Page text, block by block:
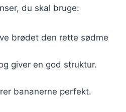
du skal bruge:
brødet den rette sødme
giver en god struktur.
bananerne perfekt.